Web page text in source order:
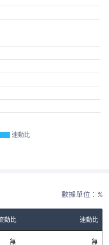
速動比
數據單位：%
動比 速動比
無 無